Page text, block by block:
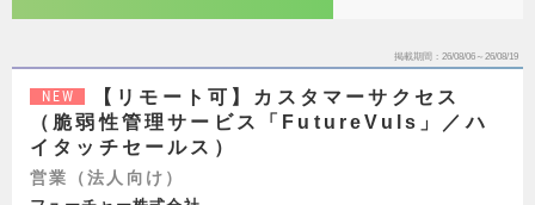
掲載期間 26/08/06～26/08/19
NEW
【リモート可】カスタマーサクセス
（脆弱性管理サービス「FutureVuls」／ハ
イタッチセールス）
営業（法人向け）